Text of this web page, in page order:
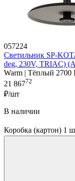
057224
Светильник SP-
deg, 230V, TRIAC)
Warm | Тёплый 2700
21 86772
₽/шт
В наличии
Коробка (картон) 1